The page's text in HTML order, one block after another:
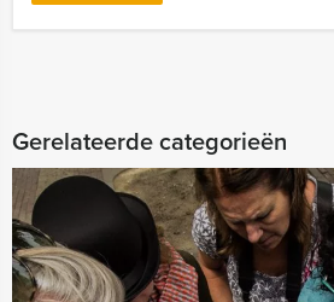
Gerelateerde categorieën